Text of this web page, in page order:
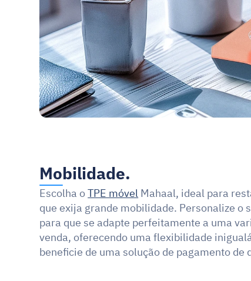
Mobilidade.
Escolha o TPE móvel Mahaal, ideal para
que exija grande mobilidade. Personalize o
para que se adapte perfeitamente a uma
venda, oferecendo uma flexibilidade
beneficie de uma solução de pagamento de